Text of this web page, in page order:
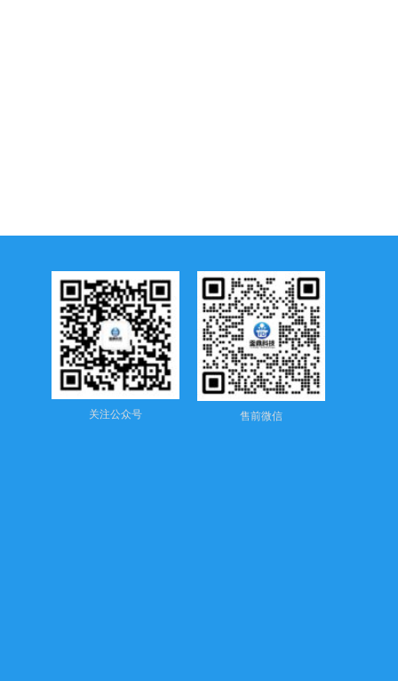
售前微信
关注公众号